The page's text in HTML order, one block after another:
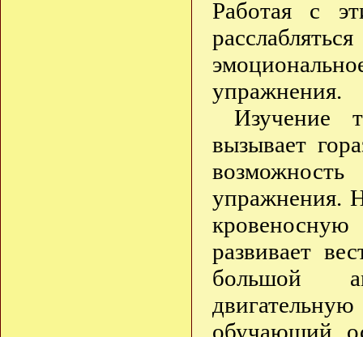
Работая с
упражнения.
Изучение
вызывает
упражнения.
кровеносную
развивает
большой
обучающий